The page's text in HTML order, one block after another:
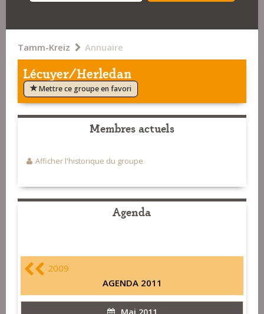
Tamm-Kreiz Annuaire
Lécuyer/Herledan
Mettre ce groupe en favori
Membres actuels
Afficher l'historique du groupe
Agenda
2009
AGENDA 2011